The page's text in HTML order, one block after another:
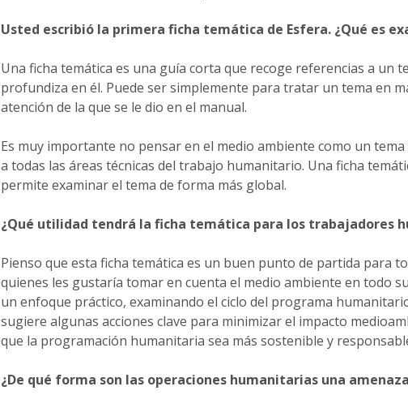
Usted escribió la primera ficha temática de Esfera. ¿Qué es
Una ficha temática es una guía corta que recoge referencias a un
profundiza en él. Puede ser simplemente para tratar un tema en
atención de la que se le dio en el manual.
Es muy importante no pensar en el medio ambiente como un
a todas las áreas técnicas del trabajo humanitario. Una ficha
permite examinar el tema de forma más global.
¿Qué utilidad tendrá la ficha temática para los trabajadores
Pienso que esta ficha temática es un buen punto de partida para
quienes les gustaría tomar en cuenta el medio ambiente en todo
un enfoque práctico, examinando el ciclo del programa
sugiere algunas acciones clave para minimizar el impacto
que la programación humanitaria sea más sostenible y
¿De qué forma son las operaciones humanitarias una